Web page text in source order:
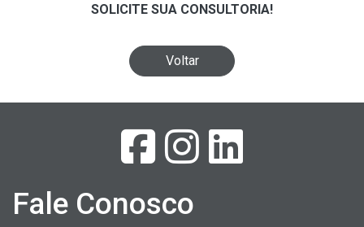
SOLICITE SUA CONSULTORIA!
Voltar
Fale Conosco